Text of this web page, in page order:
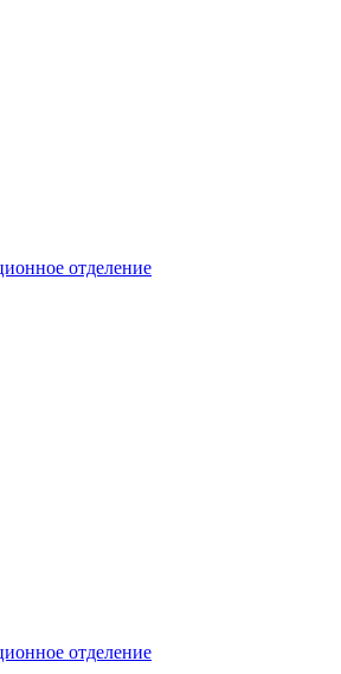
отделение
отделение